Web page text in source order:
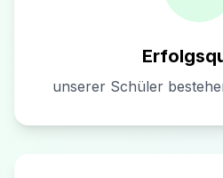
unserer Schüler